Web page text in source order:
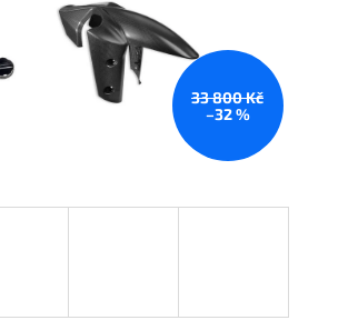
33 800 Kč
–32 %